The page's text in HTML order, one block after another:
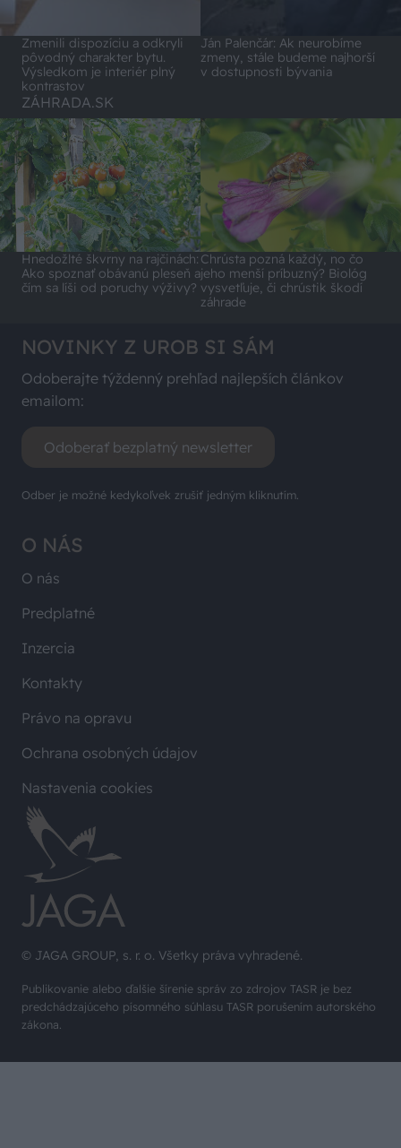
Zmenili dispozíciu a odkryli
pôvodný charakter bytu.
Výsledkom je interiér plný
kontrastov
Ján Palenčár: Ak neurobíme
zmeny, stále budeme najhorší
v dostupnosti bývania
ZÁHRADA.SK
Hnedožlté škvrny na rajčinách:
Ako spoznať obávanú pleseň a
čím sa líši od poruchy výživy?
Chrústa pozná každý, no čo
jeho menší príbuzný? Biológ
vysvetľuje, či chrústik škodí
záhrade
© JAGA GROUP, s. r. o. Všetky práva vyhradené.
Publikovanie alebo ďalšie šírenie správ zo zdrojov TASR je bez
predchádzajúceho písomného súhlasu TASR porušením autorského
zákona.
O NÁS
O nás
Predplatné
Inzercia
Kontakty
Právo na opravu
Ochrana osobných údajov
Nastavenia cookies
NOVINKY Z UROB SI SÁM
Odoberajte týždenný prehľad najlepších článkov
emailom:
Odoberať bezplatný newsletter
Odber je možné kedykoľvek zrušiť jedným kliknutím.